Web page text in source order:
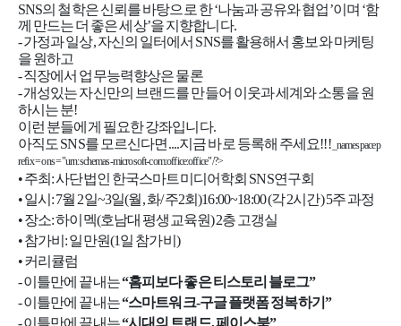
SNS의 철학은 신뢰를 바탕으로 한 ‘나눔과 공유와 협업’이며 ‘함
께 만드는 더 좋은 세상’을 지향합니다.
- 가정과 일상, 자신의 일터에서 SNS를 활용해서 홍보와 마케팅
을 원하고
- 직장에서 업무능력향상은 물론
- 개성있는 자신만의 브랜드를 만들어 이웃과 세계와 소통을 원
하시는 분!
이런 분들에게 필요한 강좌입니다.
아직도 SNS를 모르신다면....지금 바로 등록해 주세요!!!_namespace p
refix = o ns = "urn:schemas-microsoft-com:office:office" /?>
• 주최: 사단법인 한국스마트미디어학회 SNS연구회
• 일시: 7월 2일~3일(월, 화/ 주2회)16:00~18:00 (각 2시간) 5주 과정
• 장소: 하이멕(호남대 평생교육원) 2층 고갱실
• 참가비: 일만원(1일 참가비)
• 커리큘럼
- 이틀만에 끝내는“홈피보다 좋은 티스토리 블로그”
- 이틀만에 끝내는“스마트워크-구글 플랫폼 정복하기”
- 이틀만에 끝내는“시대의 트랜드, 페이스북”